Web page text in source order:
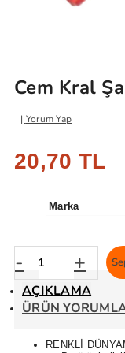
Cem Kral
Yorum Yap
20,70 TL
Marka
- +
AÇIKLAMA
ÜRÜN
RENKLİ